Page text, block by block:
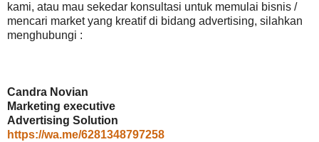
kami, atau mau sekedar konsultasi untuk memulai bisnis /
mencari market yang kreatif di bidang advertising, silahkan
menghubungi :
Candra Novian
Marketing executive
Advertising Solution
https://wa.me/6281348797258